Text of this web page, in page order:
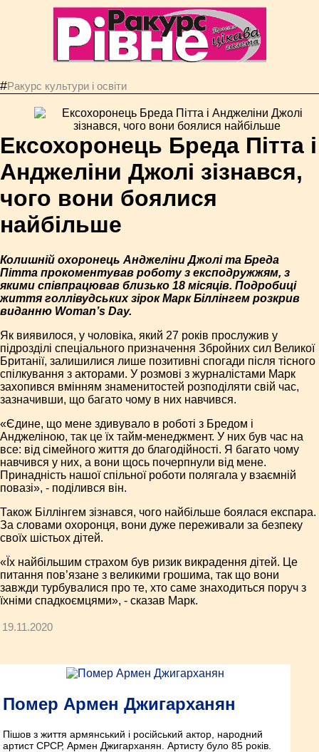
#Ракурс культури і освіти
Ексохоронець Бреда Пітта і
Анджеліни Джолі зізнався,
чого вони боялися
найбільше
Колишній охоронець Анджеліни Джолі та Бреда
Пітта прокоментував роботу з експодружжям, з
якими співпрацював близько 18 місяців. Подробиці
життя голлівудських зірок Марк Біллінгем розкрив
виданню Woman’s Day.
Як виявилося, у чоловіка, який 27 років прослужив у
підрозділі спеціального призначення Збройних сил Великої
Британії, залишилися лише позитивні спогади після тісного
спілкування з акторами. У розмові з журналістами Марк
захопився вмінням знаменитостей розподіляти свій час,
зазначивши, що багато чому в них навчився.
«Єдине, що мене здивувало в роботі з Бредом і
Анджеліною, так це їх тайм-менеджмент. У них був час на
все: від сімейного життя до благодійності. Я багато чому
навчився у них, а вони щось почерпнули від мене.
Принадність нашої спільної роботи полягала у взаємній
повазі», - поділився він.
Також Біллінгем зізнався, чого найбільше боялася експара.
За словами охоронця, вони дуже переживали за безпеку
своїх шістьох дітей.
«Їх найбільшим страхом був ризик викрадення дітей. Це
питання пов’язане з великими грошима, так що вони
завжди турбувалися про те, хто саме знаходиться поруч з
їхніми спадкоємцями», - сказав Марк.
19.11.2020
Помер Армен Джигарханян
Пішов з життя армянський і російський актор, народний
артист СРСР, Армен Джигарханян. Артисту було 85 років.